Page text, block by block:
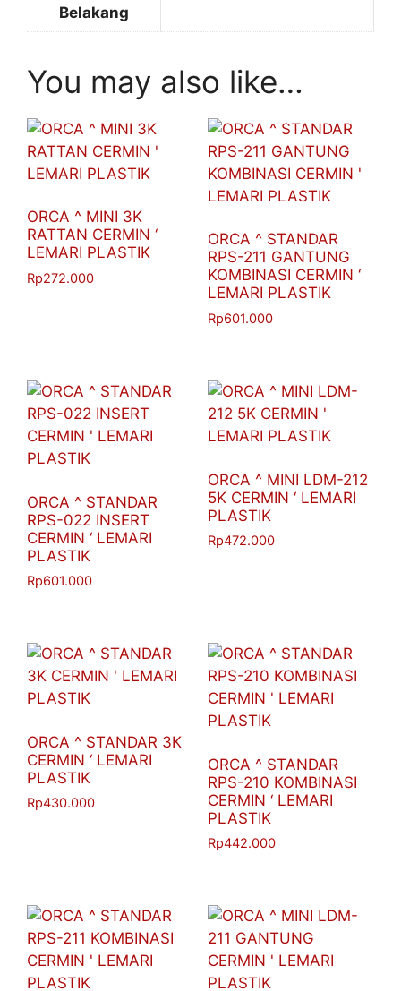
Belakang
You may also like…
ORCA ^ MINI 3K
RATTAN CERMIN ‘
LEMARI PLASTIK
Rp272.000
ORCA ^ STANDAR
RPS-211 GANTUNG
KOMBINASI CERMIN ‘
LEMARI PLASTIK
Rp601.000
ORCA ^ STANDAR
RPS-022 INSERT
CERMIN ‘ LEMARI
PLASTIK
Rp601.000
ORCA ^ MINI LDM-212
5K CERMIN ‘ LEMARI
PLASTIK
Rp472.000
ORCA ^ STANDAR 3K
CERMIN ‘ LEMARI
PLASTIK
Rp430.000
ORCA ^ STANDAR
RPS-210 KOMBINASI
CERMIN ‘ LEMARI
PLASTIK
Rp442.000